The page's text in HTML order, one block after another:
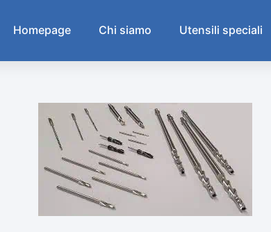
Homepage Chi siamo Utensili speciali